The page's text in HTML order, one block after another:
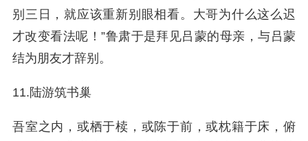
别三日，就应该重新别眼相看。大哥为什么这么迟
才改变看法呢！”鲁肃于是拜见吕蒙的母亲，与吕蒙
结为朋友才辞别。
11.陆游筑书巢
吾室之内，或栖于椟，或陈于前，或枕籍于床，俯